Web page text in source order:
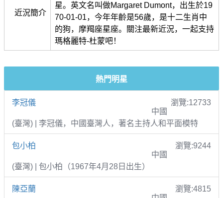
近況簡介
星。英文名叫做Margaret Dumont，出生於19
70-01-01，今年年齡是56歲，是十二生肖中
的狗，摩羯座星座。關注最新近況，一起支持
瑪格麗特-杜蒙吧！
熱門明星
李冠儀
瀏覽:12733
中國
(臺灣) | 李冠儀，中國臺灣人，著名主持人和平面模特
包小柏
瀏覽:9244
中國
(臺灣) | 包小柏（1967年4月28日出生）
陳亞蘭
瀏覽:4815